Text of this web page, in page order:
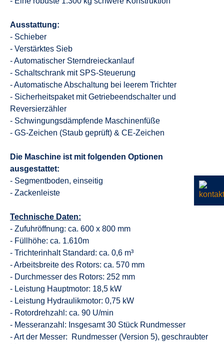
Ausstattung:
- Schieber
- Verstärktes Sieb
- Automatischer Sterndreieckanlauf
- Schaltschrank mit SPS-Steuerung
- Automatische Abschaltung bei leerem Trichter
- Sicherheitspaket mit Getriebeendschalter und
Reversierzähler
- Schwingungsdämpfende Maschinenfüße
- GS-Zeichen (Staub geprüft) & CE-Zeichen
Die Maschine ist mit folgenden Optionen
ausgestattet:
- Segmentboden, einseitig
- Zackenleiste
Technische Daten:
- Zufuhröffnung: ca. 600 x 800 mm
- Füllhöhe: ca. 1.610m
- Trichterinhalt Standard: ca. 0,6 m³
- Arbeitsbreite des Rotors: ca. 570 mm
- Durchmesser des Rotors: 252 mm
- Leistung Hauptmotor: 18,5 kW
- Leistung Hydraulikmotor: 0,75 kW
- Rotordrehzahl: ca. 90 U/min
- Messeranzahl: Insgesamt 30 Stück Rundmesser
- Art der Messer: Rundmesser (Version 5), geschraubter